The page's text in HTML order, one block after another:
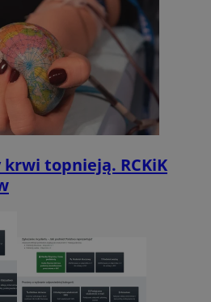
topnieją. RCKiK